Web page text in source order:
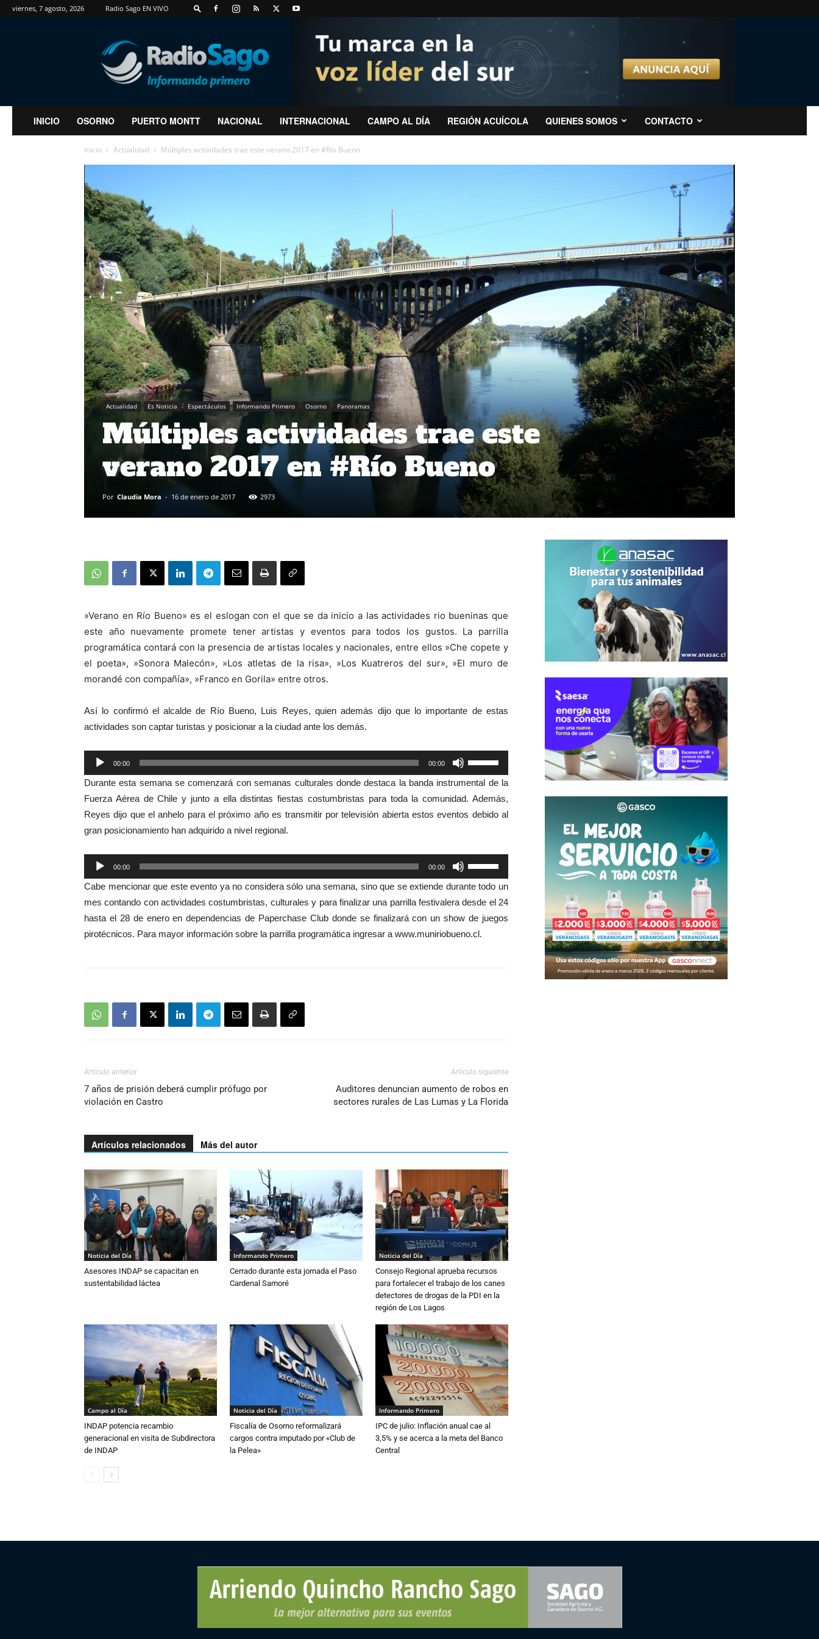
viernes, 7 agosto, 2026 Radio Sago EN VIVO
RadioSago
INICIO OSORNO PUERTO MONTT NACIONAL INTERNACIONAL CAMPO AL DÍA REGIÓN ACUÍCOLA QUIENES SOMOS CONTACTO
Inicio Actualidad Múltiples actividades trae este verano 2017 en #Río Bueno
Actualidad Es Noticia Espectáculos Informando Primero Osorno Panoramas
Múltiples actividades trae este
verano 2017 en #Río Bueno
Por Claudia Mora - 16 de enero de 2017 2973
»Verano en Río Bueno» es el eslogan con el que se da inicio a las actividades rio bueninas que
este año nuevamente promete tener artistas y eventos para todos los gustos. La parrilla
programática contará con la presencia de artistas locales y nacionales, entre ellos »Che copete y
el poeta», »Sonora Malecón», »Los atletas de la risa», »Los Kuatreros del sur», »El muro de
morandé con compañía», »Franco en Gorila» entre otros.
Así lo confirmó el alcalde de Río Bueno, Luis Reyes, quien además dijo que lo importante de estas
actividades son captar turistas y posicionar a la ciudad ante los demás.
Reproductor
de
audio
00:00 00:00
las
teclas
de
flecha
para
aumentar
o
disminuir
el
volumen.
Durante esta semana se comenzará con semanas culturales donde destaca la banda instrumental de la
Fuerza Aérea de Chile y junto a ella distintas fiestas costumbristas para toda la comunidad. Además,
Reyes dijo que el anhelo para el próximo año es transmitir por televisión abierta estos eventos debido al
gran posicionamiento han adquirido a nivel regional.
Reproductor
de
audio
00:00 00:00
las
teclas
de
flecha
arriba/abajo
Cabe mencionar que este evento ya no considera sólo una semana, sino que se extiende durante todo un
mes contando con actividades costumbristas, culturales y para finalizar una parrilla festivalera desde el 24
hasta el 28 de enero en dependencias de Paperchase Club donde se finalizarácon un show de juegos
pirotécnicos. Para mayor información sobre la parrilla programática ingresar a www.muniriobueno.cl.
Artículo anterior
7 años de prisión deberá cumplir prófugo por
violación en Castro
Artículo siguiente
Auditores denuncian aumento de robos en
sectores rurales de Las Lumas y La Florida
Artículos relacionados Más del autor
Noticia del Día
Asesores INDAP se capacitan en
sustentabilidad láctea
Informando Primero
Cerrado durante esta jornada el Paso
Cardenal Samoré
Noticia del Día
Consejo Regional aprueba recursos
para fortalecer el trabajo de los canes
detectores de drogas de la PDI en la
región de Los Lagos
Campo al Día
INDAP potencia recambio
generacional en visita de Subdirectora
de INDAP
Noticia del Día
Fiscalía de Osorno reformalizará
cargos contra imputado por «Club de
la Pelea»
Informando Primero
IPC de julio: Inflación anual cae al
3,5% y se acerca a la meta del Banco
Central